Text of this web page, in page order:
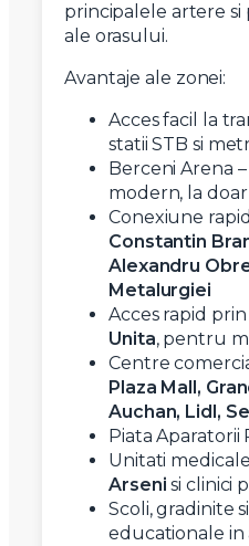
principalele artere
ale orasului.
Avantaje ale zonei:
Acces facil la
statii STB si
Berceni Arena
modern, la
Conexiune
Constantin
Alexandru
Metalurgiei
Acces rapid prin
Unita, pentru
Centre
Plaza Mall,
Auchan, Lidl,
Piata Aparatorii
Unitati
Arseni si clinici
Scoli, gradinite
educationale in